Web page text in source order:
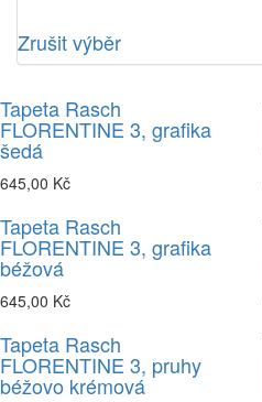
Zrušit výběr
Tapeta Rasch
FLORENTINE 3, grafika
šedá
645,00 Kč
Tapeta Rasch
FLORENTINE 3, grafika
béžová
645,00 Kč
Tapeta Rasch
FLORENTINE 3, pruhy
béžovo krémová